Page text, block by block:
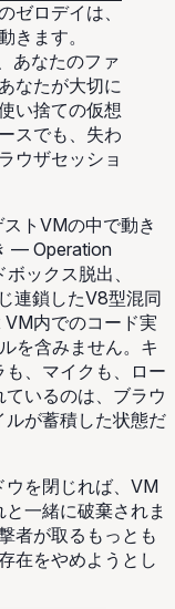
ゼロデイは、
きます。
あなたのファ
なたが大切に
い捨ての仮想
スでも、失わ
ウザセッショ
トVMの中で動き
― Operation
ックス脱出、
連鎖したV8型混同
内でのコード実
を含みません。キ
、マイクも、ロー
いるのは、ブラウ
が蓄積した状態だ
ウを閉じれば、VM
一緒に破棄されま
者が取るもっとも
在をやめようとし